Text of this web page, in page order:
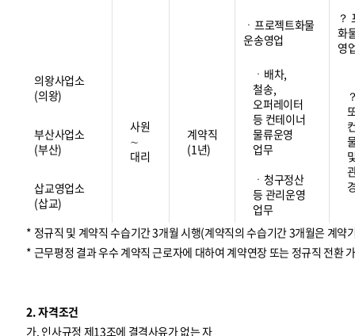
ㆍ프로젝트화물
운송영업
？
화
영
의왕사업소
(의왕)
사원
∼
대리
계약직
(1년)
ㆍ배차,
철송,
오퍼레이터
등 컨테이너
물류운영
업무
ㆍ청구정산
등 관리운영
업무
부산사업소
(부산)
삽교영업소
(삽교)
* 정규직 및 계약직 수습기간 3개월 시행(계약직의 수습기간 3개월은 계약
* 근무평정 결과 우수 계약직 근로자에 대하여 계약연장 또는 정규직 전환
2. 자격조건
가. 인사규정 제13조에 결격사유가 없는 자